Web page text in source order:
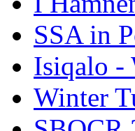
SSA in
Isiqalo -
Winter